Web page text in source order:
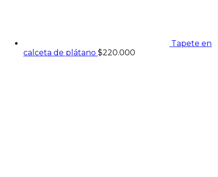
Tapete en
calceta de plátano $220.000